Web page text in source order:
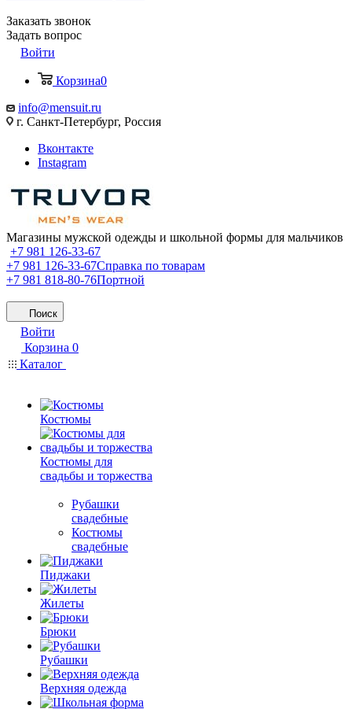
Заказать звонок
Задать вопрос
Войти
Корзина0
info@mensuit.ru
г. Санкт-Петербург, Россия
Вконтакте
Instagram
Магазины мужской одежды и школьной формы для мальчиков
+7 981 126-33-67
+7 981 126-33-67Справка по товарам
+7 981 818-80-76Портной
Поиск
Войти
Корзина 0
Каталог
Костюмы
Костюмы для
свадьбы и торжества
Рубашки
свадебные
Костюмы
свадебные
Пиджаки
Жилеты
Брюки
Рубашки
Верхняя одежда